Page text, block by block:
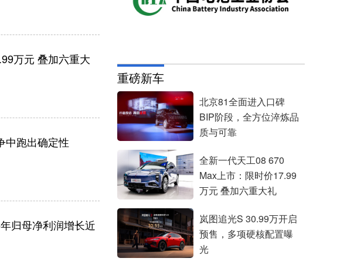
万元 叠加六重大
中跑出确定性
归母净利润增长近
重磅新车
北京81全面进入口碑
BIP阶段，全方位淬炼品
质与可靠
全新一代天工08 670
Max上市：限时价17.99
万元 叠加六重大礼
岚图追光S 30.99万开启
预售，多项硬核配置曝
光